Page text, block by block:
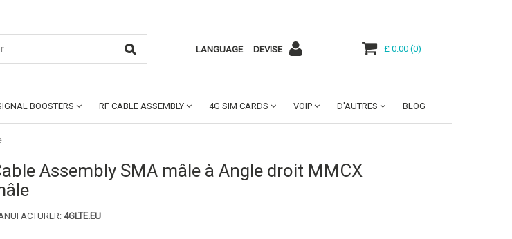
LANGUAGE DEVISE £ 0.00 (0)
BOOSTERS RF CABLE ASSEMBLY 4G SIM CARDS VOIP D'AUTRES BLOG
Assembly SMA mâle à Angle droit MMCX
4GLTE.EU